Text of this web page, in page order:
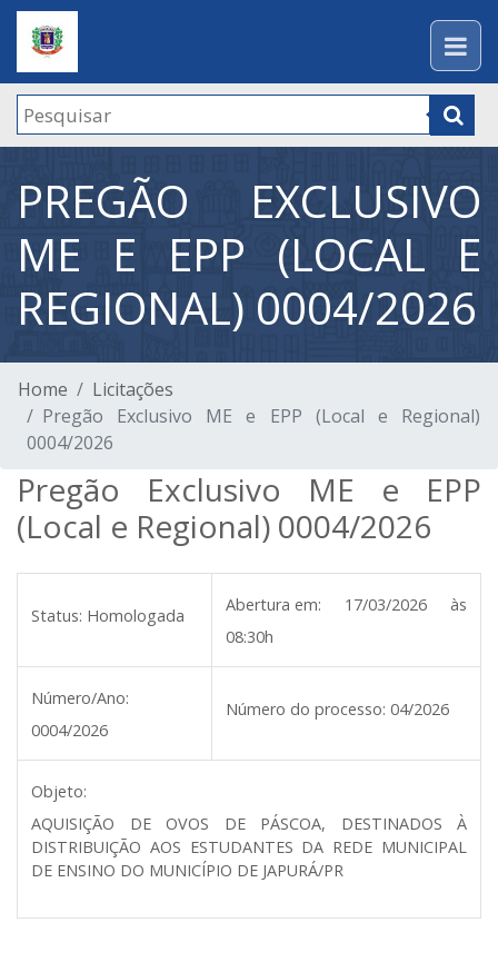
PREGÃO EXCLUSIVO
ME E EPP (LOCAL E
REGIONAL) 0004/2026
Home
Licitações
Pregão Exclusivo ME e EPP (Local e Regional)
0004/2026
Pregão Exclusivo ME e EPP
(Local e Regional) 0004/2026
Status: Homologada
Abertura em:
17/03/2026 às
08:30h
Número/Ano:
0004/2026
Número do processo: 04/2026
Objeto:
AQUISIÇÃO DE OVOS DE PÁSCOA, DESTINADOS À
DISTRIBUIÇÃO AOS ESTUDANTES DA REDE MUNICIPAL
DE ENSINO DO MUNICÍPIO DE JAPURÁ/PR